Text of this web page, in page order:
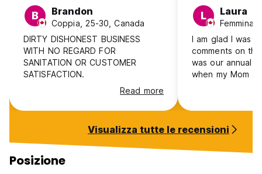
B Brandon
Coppia, 25-30, Canada
DIRTY DISHONEST BUSINESS
WITH NO REGARD FOR
SANITATION OR CUSTOMER
SATISFACTION.
Read more
L Laura
Femmina,
I am glad I was
comments on this
was our annual
when my Mom
arrival at the
booking. They did manage to find
advised that
Visualizza tutte le recensioni
Posizione